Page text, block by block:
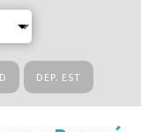
DEP. EST